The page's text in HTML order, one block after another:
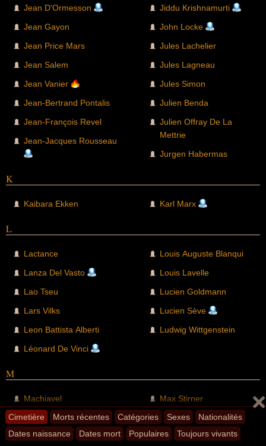
Cimetière Morts récentes Catégories Sexes
Nationalités
Dates naissance
Dates mort Populaires Toujours vivants
Jean D'Ormesson
Jean Gayon
Jean Price Mars
Jean Salem
Jean Vanier
Jean-Bertrand Pontalis
Jean-François Revel
Jean-Jacques Rousseau
Jiddu Krishnamurti
John Locke
Jules Lachelier
Jules Lagneau
Jules Simon
Julien Benda
Julien Offray De La
Mettrie
Jurgen Habermas
K
Kaibara Ekken Karl Marx
L
Lactance
Lanza Del Vasto
Lao Tseu
Lars Vilks
Leon Battista Alberti
Léonard De Vinci
Louis Auguste Blanqui
Louis Lavelle
Lucien Goldmann
Lucien Sève
Ludwig Wittgenstein
M
Machiavel
Maine De Biran
Malek Chebel
Max Stirner
Michel Chodkiewicz
Michel Deguy